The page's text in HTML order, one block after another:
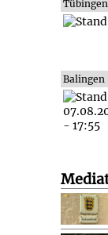
Tübingen
Balingen